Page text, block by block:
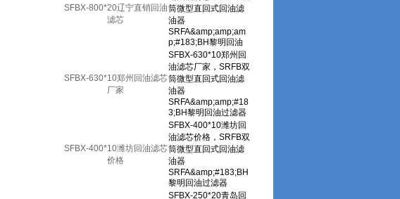
SFBX-800*20辽宁直销回油
滤芯
SFBX-630*10郑州回油滤芯
厂家
SFBX-400*10潍坊回油滤芯
价格